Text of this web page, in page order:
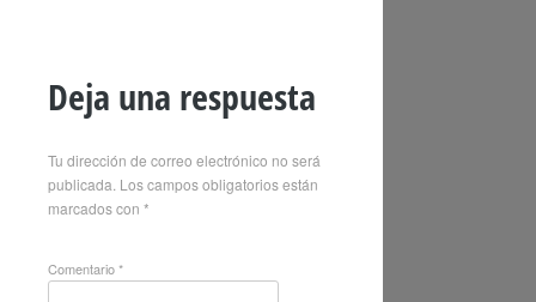
Deja una respuesta
Tu dirección de correo electrónico no será
publicada. Los campos obligatorios están
marcados con *
Comentario*